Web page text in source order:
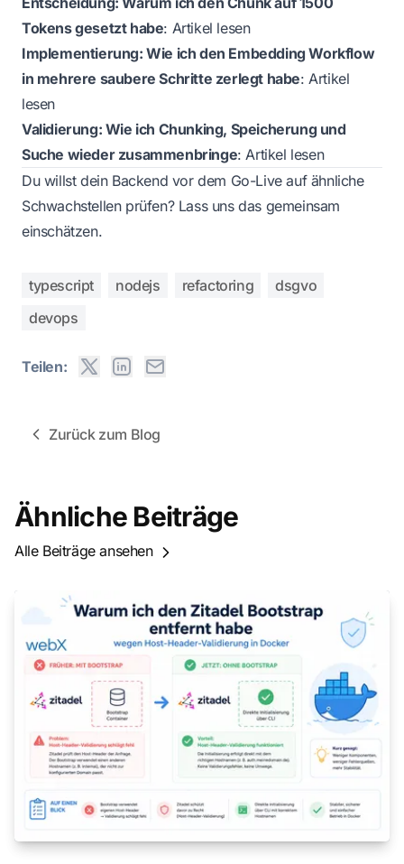
Tokens gesetzt habe: Artikel lesen
Implementierung: Wie ich den Embedding Workflow
in mehrere saubere Schritte zerlegt habe: Artikel
lesen
Validierung: Wie ich Chunking, Speicherung und
Suche wieder zusammenbringe: Artikel lesen
Du willst dein Backend vor dem Go-Live auf ähnliche
Schwachstellen prüfen? Lass uns das gemeinsam
einschätzen.
typescript nodejs refactoring
dsgvo
devops
Teilen:
Zurück zum Blog
Ähnliche Beiträge
Alle Beiträge ansehen